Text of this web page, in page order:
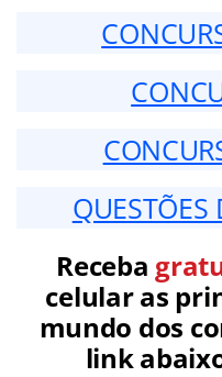
QUESTÕES
Receba
celular as
mundo dos
link